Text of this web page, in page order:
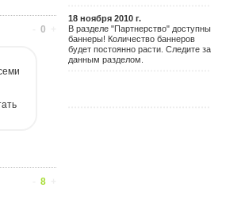
18 ноября 2010 г.
В разделе "Партнерство" доступны
баннеры! Количество баннеров
будет постоянно расти. Следите за
данным разделом.
0
8